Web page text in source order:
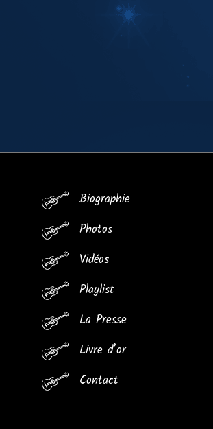
Biographie
Photos
Vidéos
Playlist
La Presse
Livre d’or
Contact